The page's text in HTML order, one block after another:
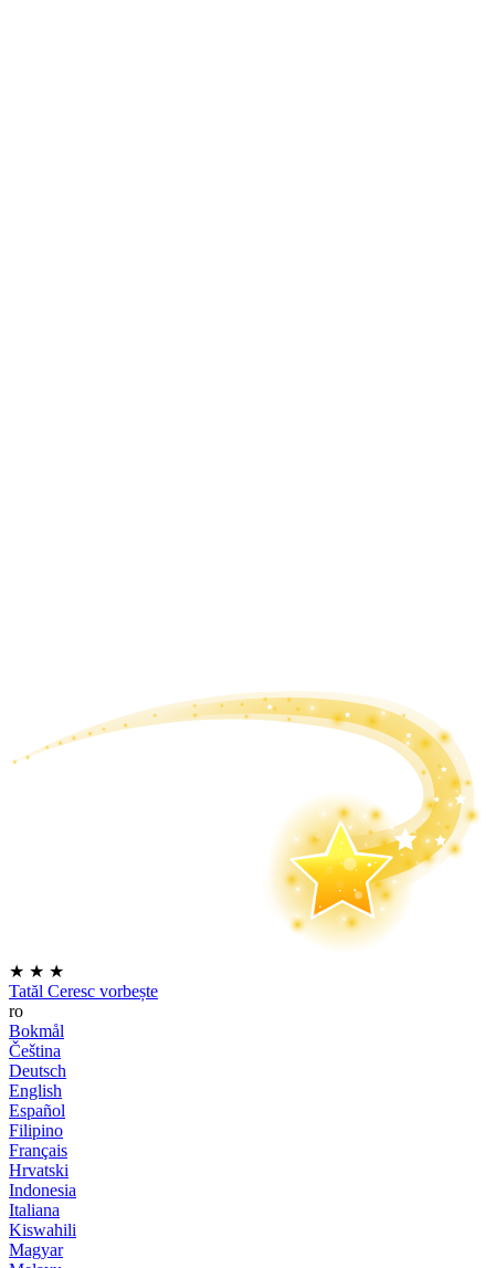
★ ★ ★
Tatăl Ceresc vorbește
ro
Bokmål
Čeština
Deutsch
English
Español
Filipino
Français
Hrvatski
Indonesia
Italiana
Kiswahili
Magyar